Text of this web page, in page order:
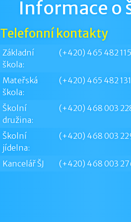
Informace o
Telefonní kontakty
Základní
škola:
(+420) 465 482 115
Mateřská
škola:
(+420) 465 482 131
Školní
družina:
(+420) 468 003
Školní
jídelna:
(+420) 468 003
Kancelář ŠJ (+420) 468 003